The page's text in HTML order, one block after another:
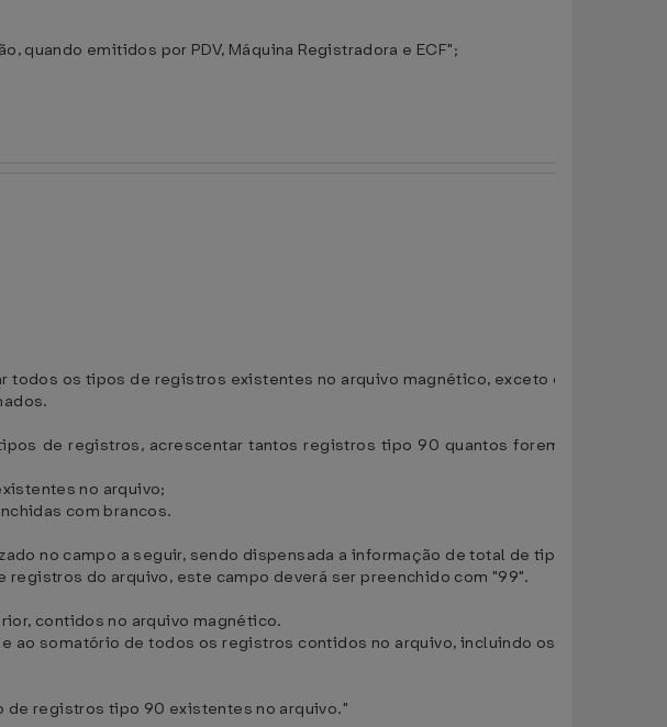
emitidos por PDV, Máquina Registradora e ECF";
os tipos de registros existentes no arquivo magnético, exceto os tipos 10, 11
de registros, acrescentar tantos registros tipo 90 quantos forem necessários,
no arquivo;
com brancos.
no campo a seguir, sendo dispensada a informação de total de tipo 10, 11 e 90.
do arquivo, este campo deverá ser preenchido com "99".
contidos no arquivo magnético.
somatório de todos os registros contidos no arquivo, incluindo os registros tipo
de registros tipo 90 existentes no arquivo."